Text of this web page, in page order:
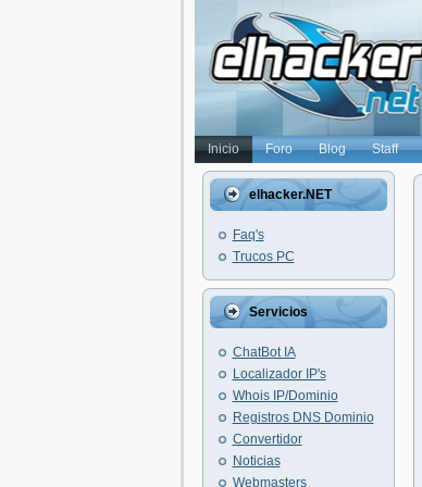
Inicio Foro Blog Staff
elhacker.NET
Faq's
Trucos PC
Servicios
ChatBot IA
Localizador IP's
Whois IP/Dominio
Registros DNS Dominio
Convertidor
Noticias
Webmasters